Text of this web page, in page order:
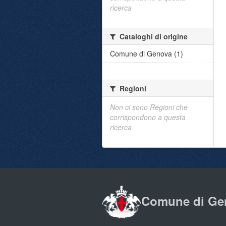
ricerca
Cataloghi di origine
Comune di Genova (1)
Regioni
Non ci sono Regioni che
corrispondono a questa
ricerca
Comune di